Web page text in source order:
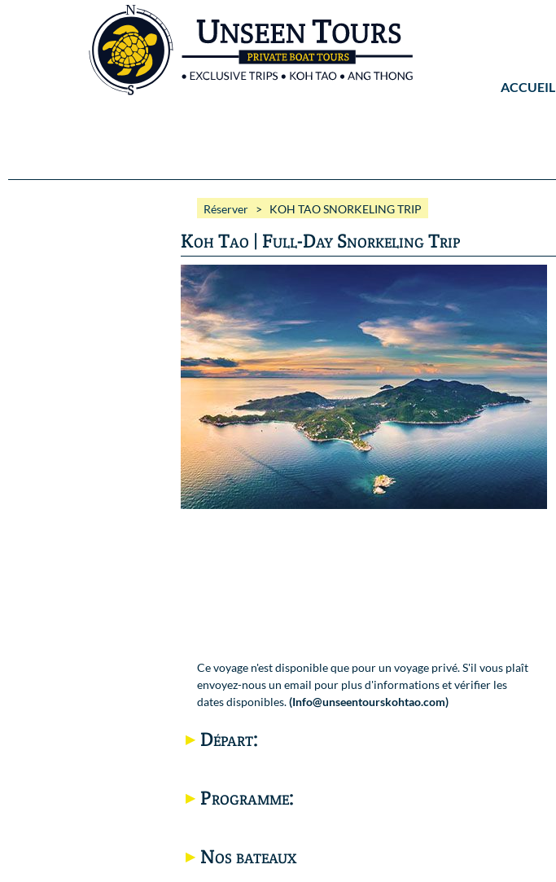
ACCUEIL
Réserver > KOH TAO SNORKELING TRIP
Koh Tao | Full-Day Snorkeling Trip
Ce voyage n'est disponible que pour un voyage privé. S'il vous plaît
envoyez-nous un email pour plus d'informations et vérifier les
dates disponibles.(Info@unseentourskohtao.com)
Départ:
Programme:
Nos bateaux